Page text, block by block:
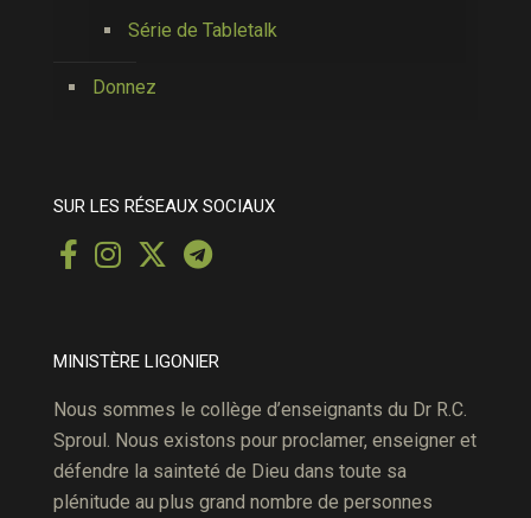
Série de Tabletalk
Donnez
SUR LES RÉSEAUX SOCIAUX
MINISTÈRE LIGONIER
Nous sommes le collège d’enseignants du Dr R.C.
Sproul. Nous existons pour proclamer, enseigner et
défendre la sainteté de Dieu dans toute sa
plénitude au plus grand nombre de personnes